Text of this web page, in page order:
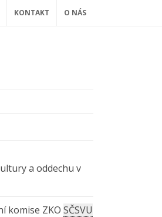
KONTAKT O NÁS
a oddechu v
komise ZKOSČSVU